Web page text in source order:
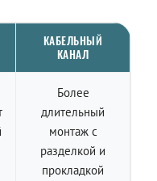
КАБЕЛЬНЫЙ
КАНАЛ
Более
длительный
монтаж с
разделкой и
прокладкой